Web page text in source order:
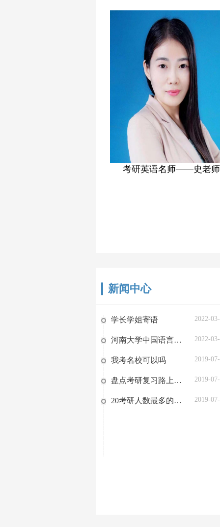
考研英语名师——史老师
新闻中心
2022-
学长学姐寄语
2022-
河南大学中国语言文学复习方略
2019-
我考名校可以吗
2019-
盘点考研复习路上的那些阻碍，你有吗？
2019-
20考研人数最多的省份TOP9